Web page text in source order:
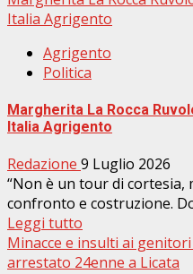
Italia Agrigento
Agrigento
Politica
Margherita La Rocca
Italia Agrigento
Redazione 9 Luglio 2026
“Non è un tour di cortesia,
confronto e costruzione.
Leggi tutto
Minacce e insulti ai
arrestato 24enne a Licata